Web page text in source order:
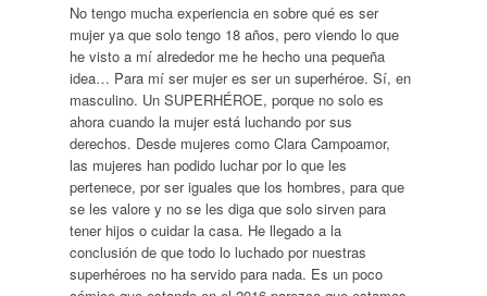
No tengo mucha experiencia en sobre qué es ser
mujer ya que solo tengo 18 años, pero viendo lo que
he visto a mí alrededor me he hecho una pequeña
idea… Para mí ser mujer es ser un superhéroe. Sí, en
masculino. Un SUPERHÉROE, porque no solo es
ahora cuando la mujer está luchando por sus
derechos. Desde mujeres como Clara Campoamor,
las mujeres han podido luchar por lo que les
pertenece, por ser iguales que los hombres, para que
se les valore y no se les diga que solo sirven para
tener hijos o cuidar la casa. He llegado a la
conclusión de que todo lo luchado por nuestras
superhéroes no ha servido para nada. Es un poco